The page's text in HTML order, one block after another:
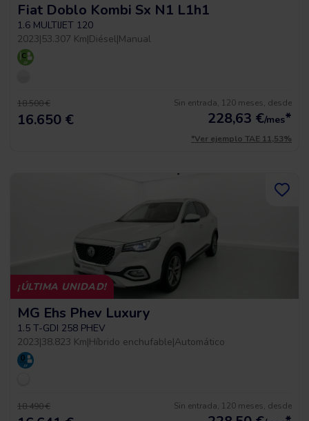
Fiat Doblo Kombi Sx N1 L1h1
1.6 MULTIJET 120
2023|53.307 Km|Diésel|Manual
18.500 €
16.650 €
Sin entrada, 120 meses, desde
228,63 €/mes*
*Ver ejemplo TAE 11,53%
¡ÚLTIMA UNIDAD!
MG Ehs Phev Luxury
1.5 T-GDI 258 PHEV
2023|38.823 Km|Híbrido enchufable|Automático
18.490 € Sin entrada, 120 meses, desde